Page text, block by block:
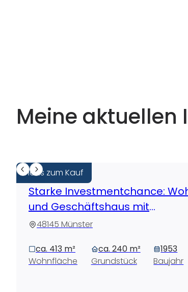
Meine aktuellen
Haus zum Kauf
Starke Investmentchance:
und Geschäftshaus mit
Entwicklungspotenzial
48145 Münster
ca. 413 m²
Wohnfläche
ca. 240 m²
Grundstück
1953
Baujahr